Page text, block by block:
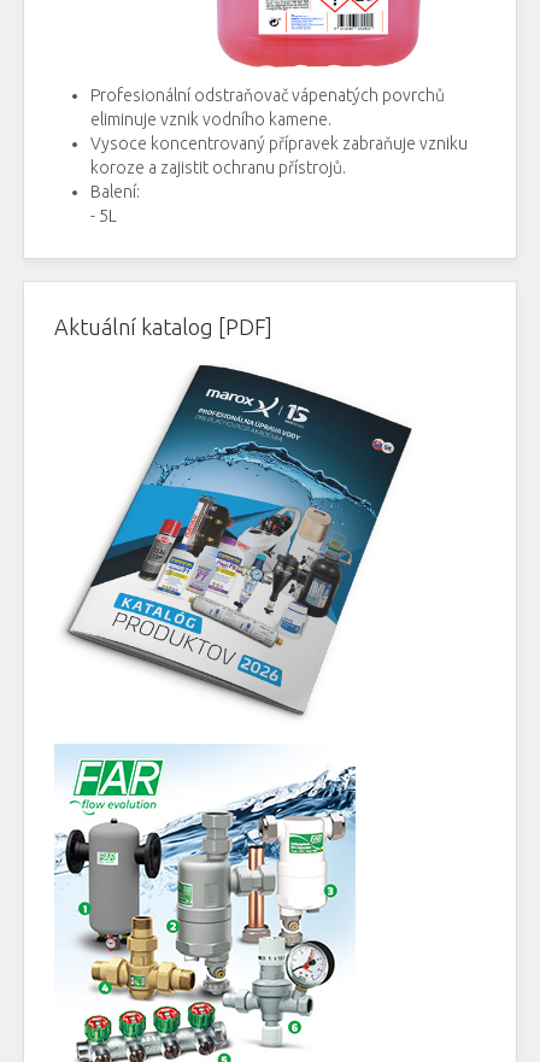
Profesionální odstraňovačvápenatých povrchů
eliminuje vznik vodního kamene.
Vysoce koncentrovaný přípravek zabraňuje vzniku
koroze a zajistit ochranu přístrojů.
Balení:
- 5L
Aktuální katalog [PDF]